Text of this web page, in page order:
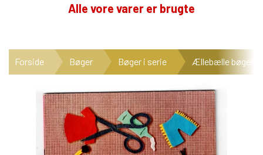
NYHEDER
KATEGORIER
Alle vore varer er brugte
Forside Bøger Bøger i serie Ællebælle bøger